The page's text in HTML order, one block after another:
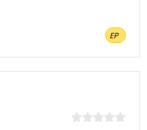
EP